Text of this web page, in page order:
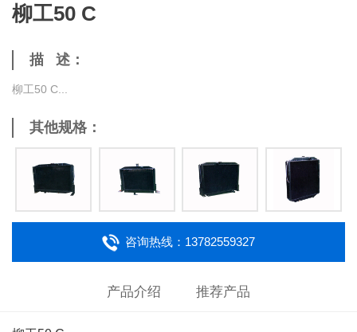
柳工50 C
描 述：
柳工50 C...
其他规格：
咨询热线：13782559327
产品介绍 推荐产品